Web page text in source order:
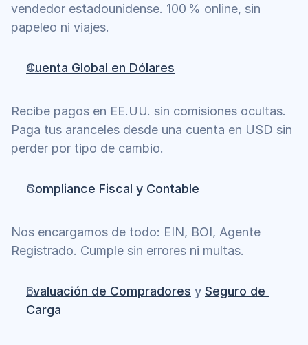
vendedor estadounidense. 100 % online, sin
papeleo ni viajes.
Cuenta Global en Dólares
Recibe pagos en EE.UU. sin comisiones ocultas.
Paga tus aranceles desde una cuenta en USD sin
perder por tipo de cambio.
Compliance Fiscal y Contable
Nos encargamos de todo: EIN, BOI, Agente
Registrado. Cumple sin errores ni multas.
Evaluación de Compradores y Seguro de
Carga